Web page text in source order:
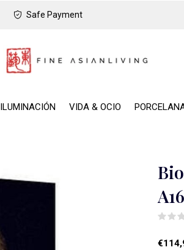
ILUMINACIÓN VIDA & OCIO
Safe Payment